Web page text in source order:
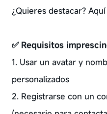
¿Quieres destacar?
✅ Requisitos
1. Usar un avatar y
personalizados
2. Registrarse con un